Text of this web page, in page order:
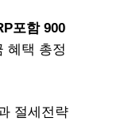
포함 900
혜택 총정
절세전략